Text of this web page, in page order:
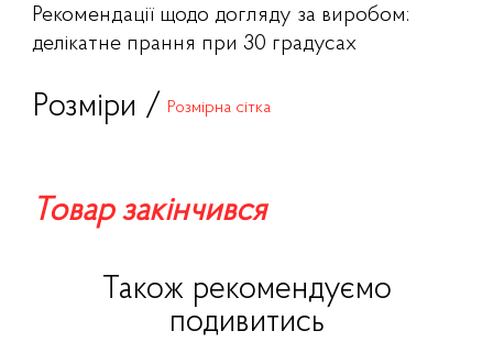
Рекомендації щодо догляду за виробом:
делікатне прання при 30 градусах
Розміри / Розмірна сітка
Товар закінчився
Також рекомендуємо
подивитись